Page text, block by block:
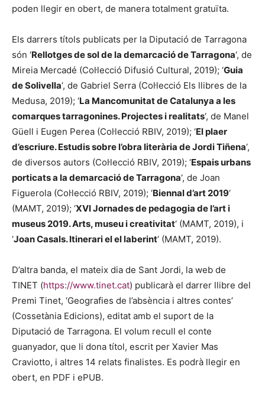
poden llegir en obert, de manera totalment gratuïta.
Els darrers títols publicats per la Diputació de Tarragona
són ‘Rellotges de sol de la demarcació de Tarragona‘, de
Mireia Mercadé (Col·lecció Difusió Cultural, 2019); ‘Guia
de Solivella‘, de Gabriel Serra (Col·lecció Els llibres de la
Medusa, 2019); ‘La Mancomunitat de Catalunya a les
comarques tarragonines. Projectes i realitats‘, de Manel
Güell i Eugen Perea (Col·lecció RBIV, 2019); ‘El plaer
d’escriure. Estudis sobre l’obra literària de Jordi Tiñena‘,
de diversos autors (Col·lecció RBIV, 2019); ‘Espais urbans
porticats a la demarcació de Tarragona‘, de Joan
Figuerola (Col·lecció RBIV, 2019); ‘Biennal d’art 2019‘
(MAMT, 2019); ‘XVI Jornades de pedagogia de l’art i
museus 2019. Arts, museu i creativitat‘ (MAMT, 2019), i
‘Joan Casals. Itinerari el el laberint‘ (MAMT, 2019).
D’altra banda, el mateix dia de Sant Jordi, la web de
TINET (https://www.tinet.cat) publicarà el darrer llibre del
Premi Tinet, ‘Geografies de l’absència i altres contes’
(Cossetània Edicions), editat amb el suport de la
Diputació de Tarragona. El volum recull el conte
guanyador, que li dona títol, escrit per Xavier Mas
Craviotto, i altres 14 relats finalistes. Es podrà llegir en
obert, en PDF i ePUB.